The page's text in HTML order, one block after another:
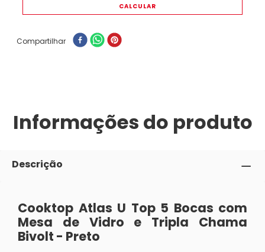
Compartilhar
Informações do produto
Descrição
Cooktop Atlas U Top 5 Bocas com
Mesa de Vidro e Tripla Chama
Bivolt - Preto